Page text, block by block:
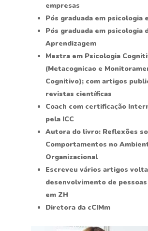
empresas
Pós graduada em psicologia
Pós graduada em psicologia
Aprendizagem
Mestra em Psicologia
(Metacognicao e
Cognitivo); com artigos
revistas científicas
Coach com certificação
pela ICC
Autora do livro: Reflexões
Comportamentos no
Organizacional
Escreveu vários artigos
desenvolvimento de
em ZH
Diretora da cCIMm